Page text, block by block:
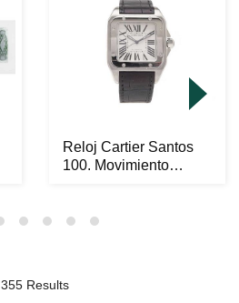
Reloj Cartier Santos
100. Movimiento
355 Results